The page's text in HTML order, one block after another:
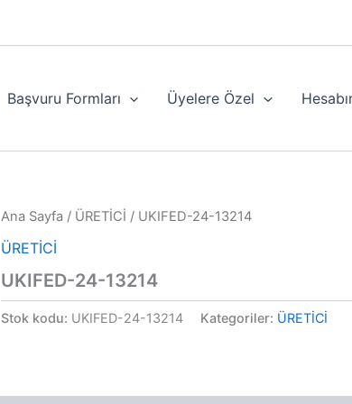
Başvuru Formları Üyelere Özel
Ana Sayfa / ÜRETİCİ / UKIFED-24-13214
ÜRETİCİ
UKIFED-24-13214
Stok kodu: UKIFED-24-13214 Kategoriler: ÜRETİCİ